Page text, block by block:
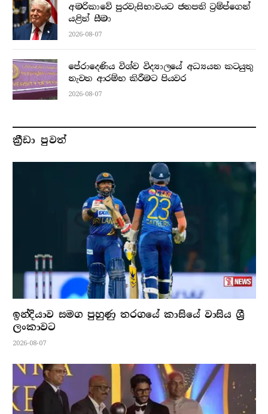
අමරිකාවේ පුරවැසිභාවයට ජනපති ට්‍රම්ප්ගෙන්
යළිත් සීමා
2026-08-07
පේරාදෙණිය විශ්ව විද්‍යාලයේ අධ්‍යයන කටයුතු
නැවත ආරම්භ කිරීමට පියවර
2026-08-07
ක්‍රීඩා පුවත්
ඉන්දියාව සමග පුහුණු තරගයේ කාසියේ වාසිය ශ්‍රී
ලංකාවට
2026-08-07